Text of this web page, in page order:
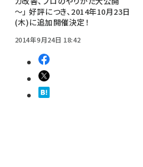
～」 好評につき、2014年10月23日
(木)に追加開催決定！
2014年9月24日 18:42